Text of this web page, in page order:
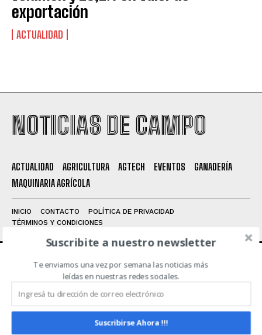
Leí y acepto laPolítica de Privacidad.
exportación
ACTUALIDAD
NOTICIAS DE CAMPO
ACTUALIDAD AGRICULTURA AGTECH EVENTOS
GANADERÍA
MAQUINARIA AGRÍCOLA
INICIO CONTACTO
POLÍTICA DE PRIVACIDAD
TÉRMINOS Y CONDICIONES
ACERCA DE NOSOTROS
Noticias de Campo es un medio independiente
focalizado en Redes Sociales que intenta aglutinar
todas las noticias del sector en un sólo lugar.
Suscribite a nuestro newsletter
Te enviamos una vez por semana las noticias más
leídas en nuestras redes sociales.
Suscribirse Ahora !!!